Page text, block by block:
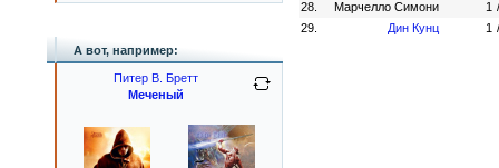
28.
Марчелло Симони 1 /
29.
Дин Кунц 1 /
А вот, например:
Питер В. Бретт
Меченый